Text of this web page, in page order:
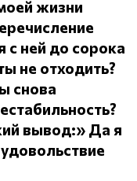
жизни
с ней до сорока
не отходить?
снова
вывод:» Да я